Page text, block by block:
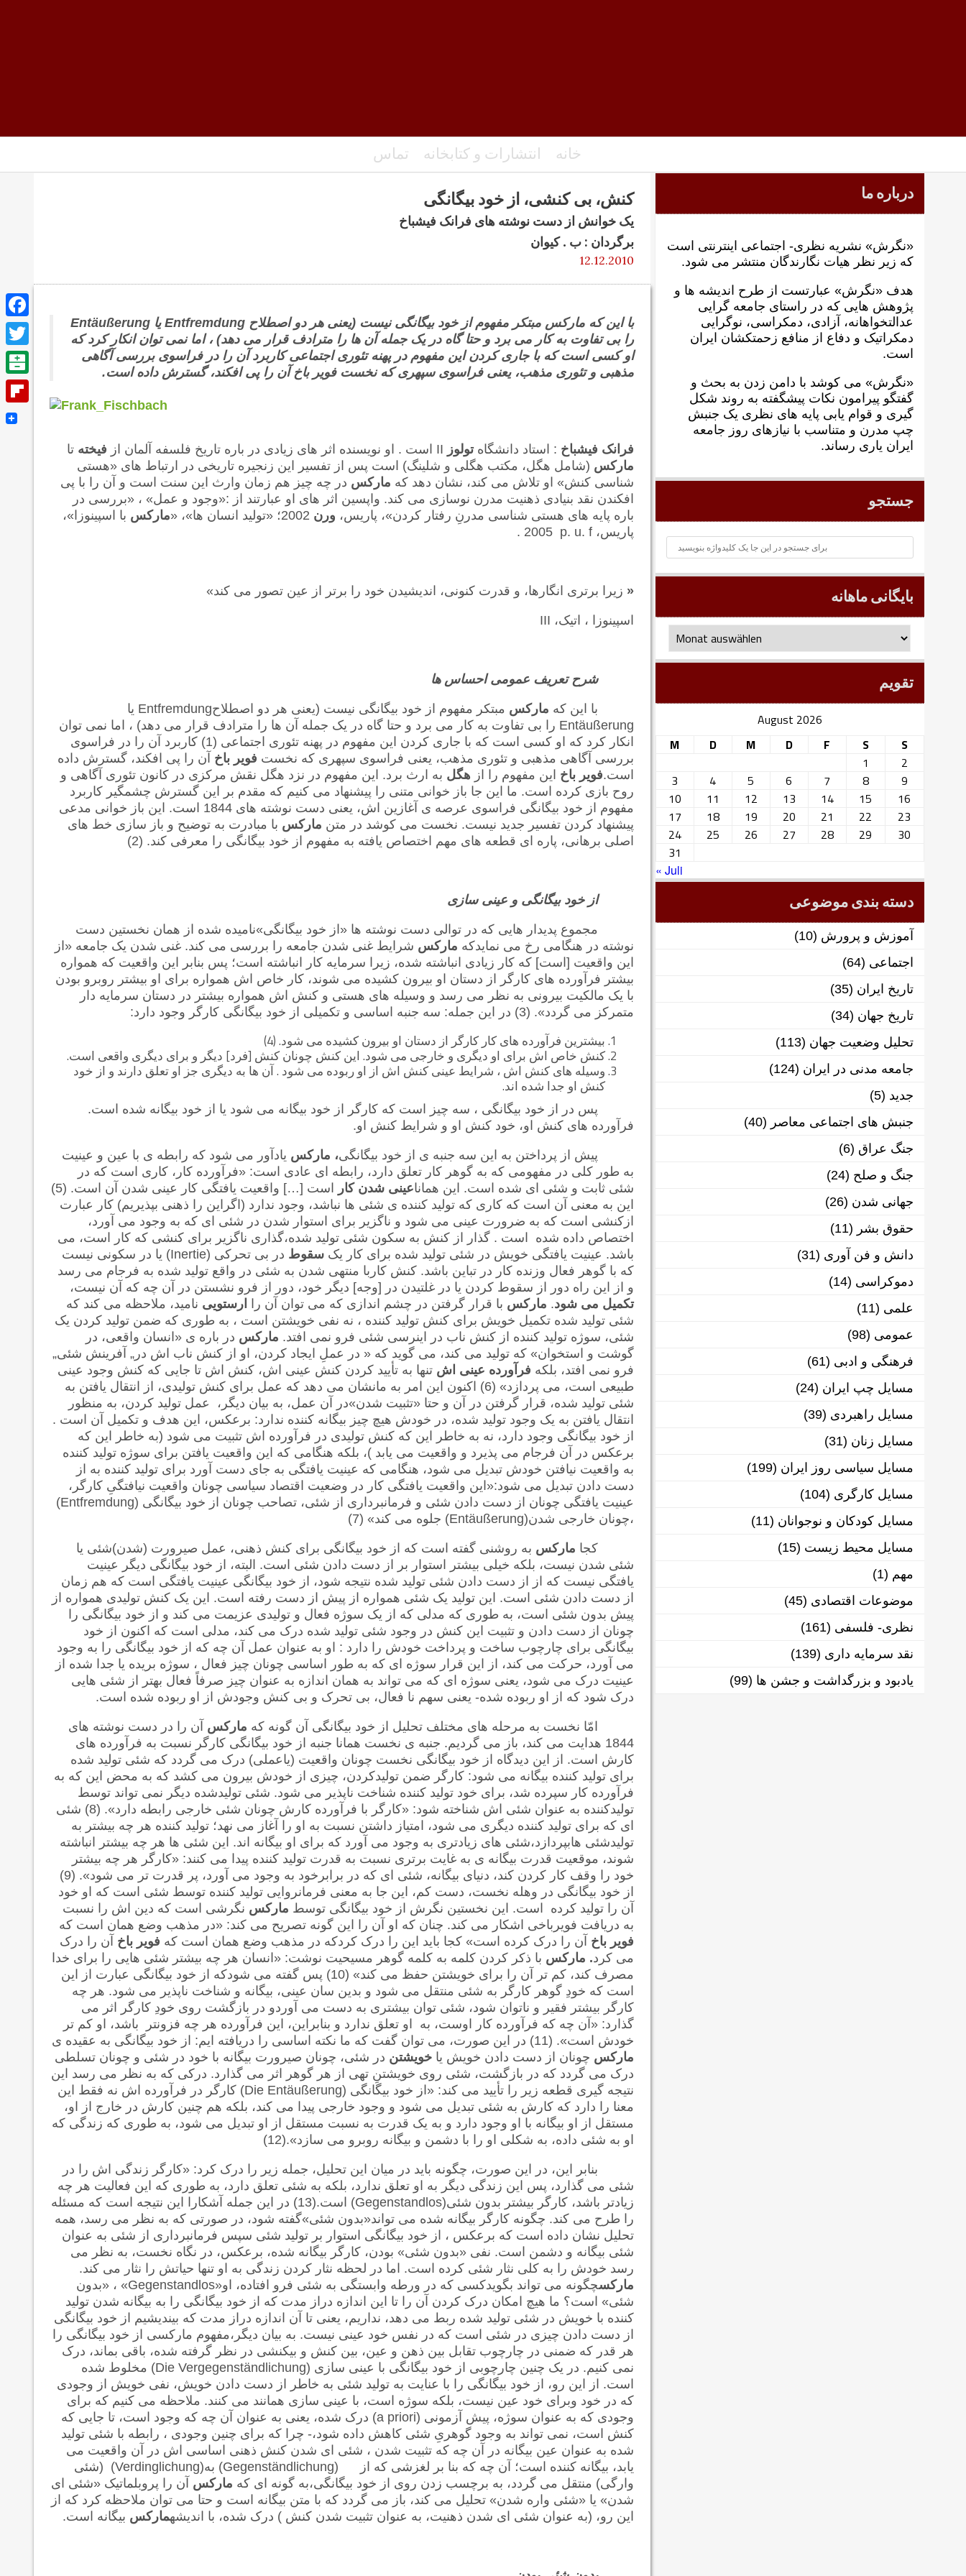
تماس انتشارات و کتابخانه خانه
کنش، بی کنشی، از خود بیگانگی
یک خوانش از دست نوشته های فرانک فیشباخ
برگردان : ب . کیوان
12.12.2010
با این که مارکس مبتکر مفهوم از خود بیگانگی نیست (یعنی هر دو اصطلاح Entfremdung یا Entäußerung
را بی تفاوت به کار می برد و حتا گاه در یک جمله آن ها را مترادف قرار می دهد) ، اما نمی توان انکار کرد که
او کسی است که با جاری کردن این مفهوم در پهنه تئوری اجتماعی کاربرد آن را در فراسوی بررسی آگاهی
مذهبی و تئوری مذهب، یعنی فراسوی سپهری که نخست فویر باخ آن را پی افکند، گسترش داده است.
فرانک فیشباخ : استاد دانشگاهتولوز II است . او نویسنده اثر های زیادی در باره تاریخ فلسفه آلمان از فیخته تا
مارکس (شامل هگل، مکتب هگلی و شلینگ) است پس از تفسیر این زنجیره تاریخی در ارتباط های «هستی
شناسی کنش» او تلاش می کند، نشان دهد که مارکس در چه چیز هم زمان وارث این سنت است و آن را با پی
افکندن نقد بنیادی ذهنیت مدرن نوسازی می کند. واپسین اثر های او عبارتند از :«وجود و عمل» ، «بررسی در
باره پایه های هستی شناسی مدرنِ رفتار کردن»، پاریس، ورن مارکس با اسپینوزا»،
پاریس، p. u. f
« زیرا برتری انگارها، و قدرت کنونی، اندیشیدن خود را برتر از عین تصور می کند»
اسپینوزا ، اتیک، III
شرح تعریف عمومی احساس ها
با این که مارکس مبتکر مفهوم از خود بیگانگی نیست (یعنی هر دو اصطلاحEntfremdung یا
Entäußerung را بی تفاوت به کار می برد و حتا گاه در یک جمله آن ها را مترادف قرار می دهد) ، اما نمی توان
انکار کرد که او کسی است که با جاری کردن این مفهوم در پهنه تئوری اجتماعی (1) کاربرد آن را در فراسوی
بررسی آگاهی مذهبی و تئوری مذهب، یعنی فراسوی سپهری که نخست فویر باخ آن را پی افکند، گسترش داده
است.فویر باخ این مفهوم را از هگل به ارث برد. این مفهوم در نزد هگل نقش مرکزی در کانون تئوری آگاهی و
روح بازی کرده است. ما این جا باز خوانی متنی را پیشنهاد می کنیم که مقدم بر این گسترش چشمگیر کاربرد
مفهوم از خود بیگانگی فراسوی عرصه ی آغازین اش، یعنی دست نوشته های 1844 است. این باز خوانی مدعی
پیشنهاد کردن تفسیر جدید نیست. نخست می کوشد در متن مارکس با مبادرت به توضیح و باز سازی خط های
اصلی برهانی، پاره ای قطعه های مهم اختصاص یافته به مفهوم از خود بیگانگی را معرفی کند. (2)
از خود بیگانگی و عینی سازی
مجموع پدیدار هایی که در توالی دست نوشته ها «از خود بیگانگی»نامیده شده از همان نخستین دست
نوشته در هنگامی رخ می نمایدکه مارکس شرایط غنی شدن جامعه را بررسی می کند. غنی شدن یک جامعه «از
این واقعیت [است] که کار زیادی انباشته شده، زیرا سرمایه کار انباشته است؛ پس بنابر این واقعیت که همواره
بیشتر فرآورده های کارگر از دستان او بیرون کشیده می شوند، کار خاص اش همواره برای او بیشتر روبرو بودن
با یک مالکیت بیرونی به نظر می رسد و وسیله های هستی و کنش اش همواره بیشتر در دستان سرمایه دار
متمرکز می گردد». (3) در این جمله: سه جنبه اساسی و تکمیلی از خود بیگانگی کارگر وجود دارد:
بیشترین فرآورده های کار کارگر از دستان او بیرون کشیده می شود. (4)
کنش خاص اش برای او دیگری و خارجی می شود. این کنش چونان کنش [فرد] دیگر و برای دیگری واقعی است.
وسیله های کنش اش ، شرایط عینی کنش اش از او ربوده می شود . آن ها به دیگری جز او تعلق دارند و از خود
کنش او جدا شده اند.
پس در از خود بیگانگی ، سه چیز است که کارگر از خود بیگانه می شود یا از خود بیگانه شده است.
فرآورده های کنش او، خود کنش او و شرایط کنش او.
پیش از پرداختن به این سه جنبه ی از خود بیگانگی، مارکس یادآور می شود که رابطه ی با عین و عینیت
به طور کلی در مفهومی که به گوهر کار تعلق دارد، رابطه ای عادی است: «فرآورده کار، کاری است که در
شئی ثابت و شئی ای شده است. این هماناعینی شدن کار
است […] واقعیت یافتگی کار عینی شدن آن است. (5)
این به معنی آن است که کاری که تولید کننده ی شئی ها نباشد، وجود ندارد (اگراین را ذهنی بپذیریم) کار عبارت
ازکنشی است که به ضرورت عینی می شود و ناگزیر برای استوار شدن در شئی ای که به وجود می آورد،
اختصاص داده شده است . گذار از کنش به سکون شئی تولید شده،گذاری ناگزیر برای کنشی که کار است، می
باشد. عینیت یافتگی خویش در شئی تولید شده برای کار یک سقوط در بی تحرکی (Inertie) یا در سکونی نیست
که با گوهر فعال وزنده کار در تباین باشد. کنش کاربا منتهی شدن به شئی در واقع تولید شده به فرجام می رسد
و از این راه دور از سقوط کردن یا در غلتیدن در [وجه] دیگر خود، دور از فرو نشستن در آن چه که آن نیست،
تکمیل می شود. مارکس با قرار گرفتن در چشم اندازی که می توان آن را ارستویی نامید، ملاحظه می کند که
شئی تولید شده تکمیل خویش برای کنش تولید کننده ، نه نفی خویشتن است ، به طوری که ضمن تولید کردن یک
شئی، سوژه تولید کننده از کنش ناب در اینرسی شئی فرو نمی افتد. مارکس در باره ی «انسان واقعی، در
گوشت و استخوان» که تولید می کند، می گوید که « در عملِ ایجاد کردن، او از کنش ناب اش در „آفرینش شئی„
فرو نمی افتد، بلکه فرآورده عینی اش تنها به تأیید کردن کنش عینی اش، کنش اش تا جایی که کنش وجود عینی
طبیعی است، می پردازد» (6) اکنون این امر به مانشان می دهد که عمل برای کنش تولیدی، از انتقال یافتن به
شئی تولید شده، قرار گرفتن در آن و حتا «تثبیت شدن»در آن عمل، به بیان دیگر، عمل تولید کردن، به منظور
انتقال یافتن به یک وجود تولید شده، در خودش هیچ چیز بیگانه کننده ندارد: برعکس، این هدف و تکمیل آن است .
از خود بیگانگی وجود دارد، نه به خاطر این که کنش تولیدی در فرآورده اش تثبیت می شود (به خاطر این که
برعکس در آن فرجام می پذیرد و واقعیت می یابد )، بلکه هنگامی که این واقعیت یافتن برای سوژه تولید کننده
به واقعیت نیافتن خودش تبدیل می شود، هنگامی که عینیت یافتگی به جای دست آورد برای تولید کننده به از
دست دادن تبدیل می شود:«این واقعیت یافتگی کار در وضعیت اقتصاد سیاسی چونان واقعیت نیافتگیِ کارگر،
عینیت یافتگی چونان از دست دادن شئی و فرمانبرداری از شئی، تصاحب چونان از خود بیگانگی (Entfremdung)
،چونان خارجی شدن(Entäußerung) جلوه می کند» (7)
کجا مارکس به روشنی گفته است که از خود بیگانگی برای کنش ذهنی، عمل صیرورت (شدن)شئی یا
شئی شدن نیست، بلکه خیلی بیشتر استوار بر از دست دادن شئی است. البته، از خود بیگانگی دیگر عینیت
یافتگی نیست که از از دست دادن شئی تولید شده نتیجه شود، از خود بیگانگی عینیت یافتگی است که هم زمان
از دست دادن شئی است. این تولید یک شئی همواره از پیش از دست رفته است. این یک کنش تولیدی همواره از
پیش بدون شئی است، به طوری که مدلی که از یک سوژه فعال و تولیدی عزیمت می کند و از خود بیگانگی را
چونان از دست دادن و تثبیت این کنش در وجود شئی تولید شده درک می کند، مدلی است که اکنون از خود
بیگانگی برای چارچوب ساخت و پرداخت خودش را دارد : او به عنوان عمل آن چه که از خود بیگانگی را به وجود
می آورد، حرکت می کند، از این قرار سوژه ای که به طور اساسی چونان چیز فعال ، سوژه بریده یا جدا شده از
عینیت درک می شود، یعنی سوژه ای که می تواند به همان اندازه به عنوان چیز صرفاً فعال بهتر از شئی هایی
درک شود که از او ربوده شده- یعنی سهم نا فعال، بی تحرک و بی کنش وجودش از او ربوده شده است.
امّا نخست به مرحله های مختلف تحلیل از خود بیگانگی آن گونه که مارکس آن را در دست نوشته های
1844 هدایت می کند، باز می گردیم. جنبه ی نخست همانا جنبه از خود بیگانگی کارگر نسبت به فرآورده های
کارش است. از این دیدگاه از خود بیگانگی نخست چونان واقعیت (یاعملی) درک می گردد که شئی تولید شده
برای تولید کننده بیگانه می شود: کارگر ضمن تولیدکردن، چیزی از خودش بیرون می کشد که به محض این که به
فرآورده کار سپرده شد، برای خود تولید کننده شناخت ناپذیر می شود. شئی تولیدشده دیگر نمی تواند توسط
تولیدکننده به عنوان شئی اش شناخته شود: «کارگر با فرآورده کارش چونان شئی خارجی رابطه دارد». (8) شئی
ای که برای تولید کننده دیگری می شود، امتیاز داشتن نسبت به او را آغاز می نهد؛ تولید کننده هر چه بیشتر به
تولیدشئی هابپردازد،شئی های زیادتری به وجود می آورد که برای او بیگانه اند. این شئی ها هر چه بیشتر انباشته
شوند، موقعیت قدرت بیگانه ی به غایت برتری نسبت به قدرت تولید کننده پیدا می کنند: «کارگر هر چه بیشتر
خود را وقف کار کردن کند، دنیای بیگانه، شئی ای که در برابرخود به وجود می آورد، پر قدرت تر می شود». (9)
از خود بیگانگی در وهله نخست، دست کم، این جا به معنی فرمانروایی تولید کننده توسط شئی است که او خود
آن را تولید کرده است. این نخستین نگرش از خود بیگانگی توسط مارکس نگرشی است که دین اش را نسبت
به دریافت فویرباخی اشکار می کند. چنان که او آن را این گونه تصریح می کند: «در مذهب وضع همان است که
فویر باخ آن را درک کرده است» کجا باید این را درک کردکه در مذهب وضع همان است که فویر باخ آن را درک
می کرد. مارکس با ذکر کردن کلمه به کلمه گوهر مسیحیت نوشت: «انسان هر چه بیشتر شئی هایی را برای خدا
مصرف کند، کم تر آن را برای خویشتن حفظ می کند» (10) پس گفته می شودکه از خود بیگانگی عبارت از این
است که خودِ گوهر کارگر به شئی منتقل می شود و بدین سان عینی، بیگانه و شناخت ناپذیر می شود. هر چه
کارگر بیشتر فقیر و ناتوان شود، شئی توان بیشتری به دست می آوردو در بازگشت روی خودِ کارگر اثر می
گذارد: «آن چه که فرآورده کار اوست، به او تعلق ندارد و بنابراین، این فرآورده هر چه فزونتر باشد، او کم تر
خودش است». (11) در این صورت، می توان گفت که ما نکته اساسی را دریافته ایم: از خود بیگانگی به عقیده ی
مارکس چونان از دست دادن خویش یا خویشتن در شئی، چونان صیرورت بیگانه با خود در شئی و چونان تسلطی
درک می گردد که در بازگشت، شئی روی خویشتنِ تهی از هر گوهر اثر می گذارد. درکی که به نظر می رسد این
نتیجه گیری قطعه زیر را تأیید می کند: «از خود بیگانگی (Die Entäußerung) کارگر در فرآورده اش نه فقط این
معنا را دارد که کارش به شئی تبدیل می شود و وجود خارجی پیدا می کند، بلکه هم چنین کارش در خارج از او،
مستقل از او بیگانه با او وجود دارد و به یک قدرت به نسبت مستقل از او تبدیل می شود، به طوری که زندگی که
او به شئی داده، به شکلی او را با دشمن و بیگانه روبرو می سازد».(12)
بنابر این، در این صورت، چگونه باید در میان این تحلیل، جمله زیر را درک کرد: «کارگر زندگی اش را در
شئی می گذارد، پس این زندگی دیگر به او تعلق ندارد، بلکه به شئی تعلق دارد، به طوری که این فعالیت هر چه
زیادتر باشد، کارگر بیشتر بدون شئی(Gegenstandlos)
است.(13) در این جمله آشکارا این نتیجه است که مسئله
را طرح می کند. چگونه کارگر بیگانه شده می تواند«بدون شئی»گفته شود، در صورتی که به نظر می رسد، همه
تحلیل نشان داده است که برعکس ، از خود بیگانگی استوار بر تولید شئی سپس فرمانبرداری از شئی به عنوان
شئی بیگانه و دشمن است. نفی «بدون شئی» بودن، کارگر بیگانه شده، برعکس، در نگاه نخست، به نظر می
رسد خودش را به کلی نثار شئی کرده است. اما در لحظه نثار کردن زندگی به او تنها حیاتش را نثار می کند.
مارکسچگونه می تواند بگویدکسی که در ورطه وابستگی به شئی فرو افتاده، او«Gegenstandlos» ، «بدون
شئی» است؟ ما هیچ امکان درک کردن آن را تا این اندازه دراز مدت که از خود بیگانگی را به بیگانه شدن تولید
کننده با خویش در شئی تولید شده ربط می دهد، نداریم، یعنی تا آن اندازه دراز مدت که بیندیشیم از خود بیگانگی
از دست دادن چیزی در شئی است که در نفس خود عینی نیست. به بیان دیگر،مفهوم مارکسی از خود بیگانگی را
هر قدر که ضمنی در چارچوب تقابل بین ذهن و عین، بین کنش و بیکنشی در نظر گرفته شده، باقی بماند، درک
نمی کنیم. در یک چنین چارچوبی از خود بیگانگی با عینی سازی (Die Vergegenständlichung) مخلوط شده
است. از این رو، از خود بیگانگی را با عنایت به تولید شئی به خاطر از دست دادن خویش، نفی خویش از وجودی
که در خود وبرای خود عین نیست، بلکه سوژه است، با عینی سازی همانند می کنند. ملاحظه می کنیم که برای
وجودی که به عنوان سوژه، پیش آزمونی (a priori) درک شده، یعنی به عنوان آن چه که وجود است، تا جایی که
کنش است، نمی تواند به وجود گوهریِ شئی کاهش داده شود،- چرا که برای چنین وجودی ، رابطه با شئی تولید
شده به عنوان عین بیگانه در آن چه که تثبیت شدن ، شئی ای شدن کنش ذهنی اساسی اش در آن واقعیت می
یابد، بیگانه کننده است؛ آن چه که بنا بر لغزشی که از
(Gegenständlichung) بهVerdinglichung)) (شئی
وارگی) منتقل می گردد، به برچسب زدن روی از خود بیگانگی،به گونه ای که مارکس آن را پروبلماتیک «شئی ای
شدن» یا «شئی واره شدن» تحلیل می کند، باز می گردد که با متن بیگانه است و حتا می توان ملاحظه کرد که از
این رو، (به عنوان شئی ای شدن ذهنیت، به عنوان تثبیت شدن کنش ) درک شده، با اندیشهمارکس بیگانه است.
درباره ما
«نگرش» نشریه نظری- اجتماعی اینترنتی است
که زير نظر هيات نگارندگان منتشر می شود.
هدف «نگرش» عبارتست از طرح انديشه ها و
پژوهش هايی که در راستای جامعه گرايی
عدالتخواهانه، آزادی، دمکراسی، نوگرايی
دمکراتيک و دفاع از منافع زحمتکشان ايران
است.
«نگرش» می کوشد با دامن زدن به بحث و
گفتگو پيرامون نکات پیشگفته به روند شکل
گيری و قوام يابی پايه های نظری يک جنبش
چپ مدرن و متناسب با نيازهای روز جامعه
ايران ياری رساند.
جستجو
بایگانی ماهانه
بایگانی
ماهانه
تقویم
August 2026
M
D M D F S
S
1
2
3
4 5 6 7 8
9
10
11 12 13 14 15
16
17
18 19 20 21 22
23
24
25 26 27 28 29
30
31
« Juli
دسته بندی موضوعی
آموزش و پرورش (10)
اجتماعی (64)
تاریخ ایران (35)
تاریخ جهان (34)
تحلیل وضعیت جهان (113)
جامعه مدنی در ایران (124)
جدید (5)
جنبش های اجتماعی معاصر (40)
جنگ عراق (6)
جنگ و صلح (24)
جهانی شدن (26)
حقوق بشر (11)
دانش و فن آوری (31)
دموکراسی (14)
علمی (11)
عمومی (98)
فرهنگی و ادبی (61)
مسایل چپ ایران (24)
مسایل راهبردی (39)
مسایل زنان (31)
مسایل سیاسی روز ایران (199)
مسایل کارگری (104)
مسایل کودکان و نوجوانان (11)
مسایل محیط زیست (15)
مهم (1)
موضوعات اقتصادی (45)
نظری- فلسفی (161)
نقد سرمایه داری (139)
یادبود و بزرگداشت و جشن ها (99)
Facebook
Twitter
Balatarin
Flipboard